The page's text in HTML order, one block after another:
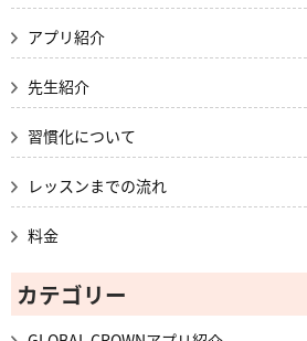
アプリ紹介
先生紹介
習慣化について
レッスンまでの流れ
料金
カテゴリー